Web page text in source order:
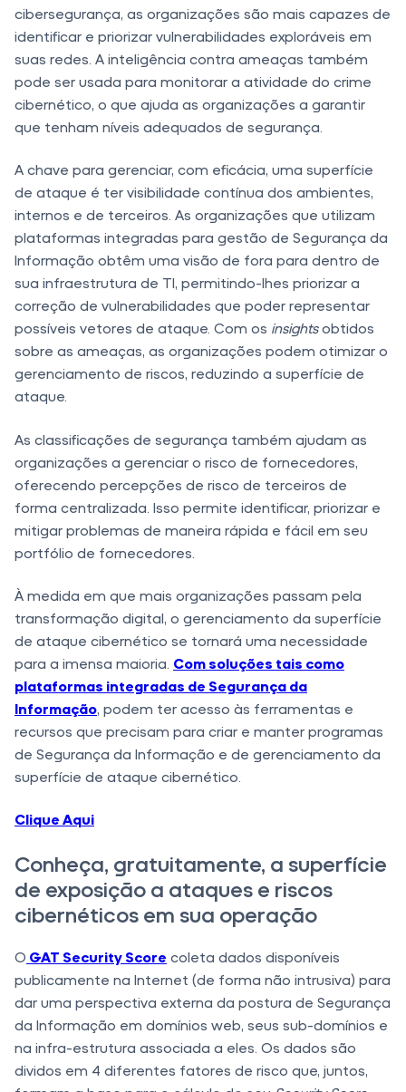
cibersegurança, as organizações são mais capazes de
identificar e priorizar vulnerabilidades exploráveis ​​em
suas redes. A inteligência contra ameaças também
pode ser usada para monitorar a atividade do crime
cibernético, o que ajuda as organizações a garantir
que tenham níveis adequados de segurança.
A chave para gerenciar, com eficácia, uma superfície
de ataque é ter visibilidade contínua dos ambientes,
internos e de terceiros. As organizações que utilizam
plataformas integradas para gestão de Segurança da
Informação obtêm uma visão de fora para dentro de
sua infraestrutura de TI, permitindo-lhes priorizar a
correção de vulnerabilidades que poder representar
possíveis vetores de ataque. Com os insightsobtidos
sobre as ameaças, as organizações podem otimizar o
gerenciamento de riscos, reduzindo a superfície de
ataque.
As classificações de segurança também ajudam as
organizações a gerenciar o risco de fornecedores,
oferecendo percepções de risco de terceiros de
forma centralizada. Isso permite identificar, priorizar e
mitigar problemas de maneira rápida e fácil em seu
portfólio de fornecedores.
À medida em que mais organizações passam pela
transformação digital, o gerenciamento da superfície
de ataque cibernético se tornará uma necessidade
para a imensa maioria. Com soluções tais como
plataformas integradas de Segurança da
Informação, podem ter acesso às ferramentas e
recursos que precisam para criar e manter programas
de Segurança da Informação e de gerenciamento da
superfície de ataque cibernético.
Clique Aqui
Conheça, gratuitamente, a superfície
de exposição a ataques e riscos
cibernéticos em sua operação
O GAT Security Score coleta dados disponíveis
publicamente na Internet (de forma não intrusiva) para
dar uma perspectiva externa da postura de Segurança
da Informação em domínios web, seus sub-domínios e
na infra-estrutura associada a eles. Os dados são
dividos em 4 diferentes fatores de risco que, juntos,